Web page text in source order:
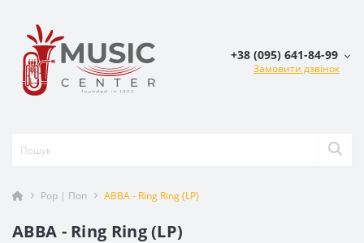
+38 (095) 641-84-99
Замовити дзвінок
Pop | Поп ABBA - Ring Ring (LP)
ABBA - Ring Ring (LP)